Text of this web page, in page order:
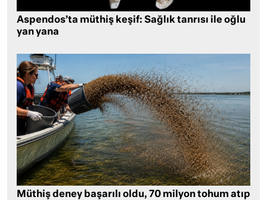
Aspendos’ta müthiş keşif: Sağlık tanrısı ile oğlu
yan yana
Müthiş deney başarılı oldu, 70 milyon tohum atıp